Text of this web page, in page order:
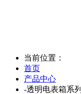
当前位置：
首页
产品中心
-透明电表箱系列